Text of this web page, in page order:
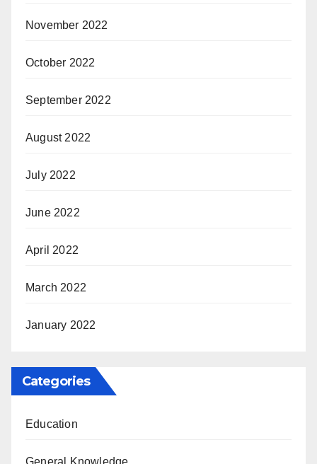
November 2022
October 2022
September 2022
August 2022
July 2022
June 2022
April 2022
March 2022
January 2022
Categories
Education
General Knowledge